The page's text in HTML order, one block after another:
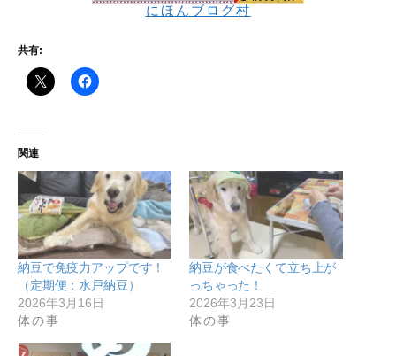
にほんブログ村
共有:
関連
納豆で免疫力アップです！
（定期便：水戸納豆）
2026年3月16日
体の事
納豆が食べたくて立ち上が
っちゃった！
2026年3月23日
体の事